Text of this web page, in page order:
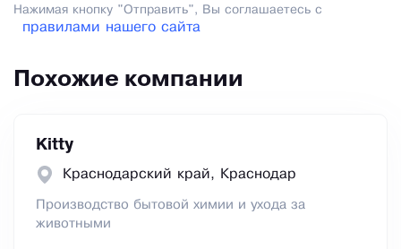
Нажимая кнопку "Отправить", Вы соглашаетесь с
правилами нашего сайта
Похожие компании
Kitty
Краснодарский край, Краснодар
Производство бытовой химии и ухода за
животными